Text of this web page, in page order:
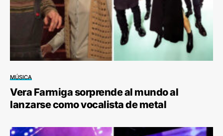
MÚSICA
Vera Farmiga sorprende al mundo al
lanzarse como vocalista de metal